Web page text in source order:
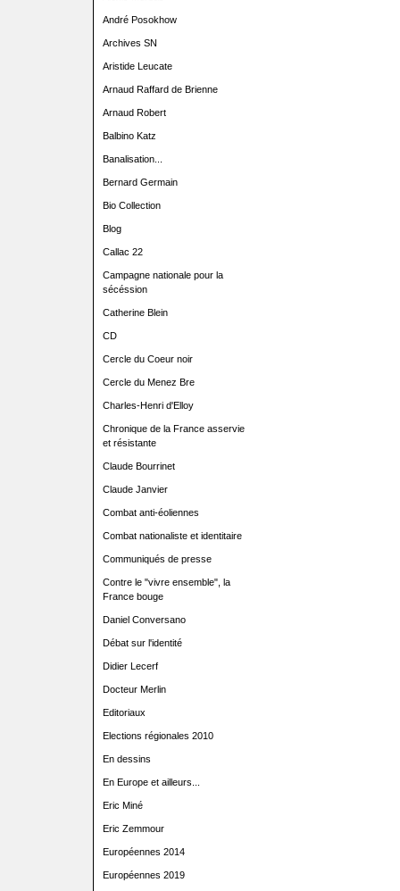
André Posokhow
Archives SN
Aristide Leucate
Arnaud Raffard de Brienne
Arnaud Robert
Balbino Katz
Banalisation...
Bernard Germain
Bio Collection
Blog
Callac 22
Campagne nationale pour la
sécéssion
Catherine Blein
CD
Cercle du Coeur noir
Cercle du Menez Bre
Charles-Henri d'Elloy
Chronique de la France asservie
et résistante
Claude Bourrinet
Claude Janvier
Combat anti-éoliennes
Combat nationaliste et identitaire
Communiqués de presse
Contre le "vivre ensemble", la
France bouge
Daniel Conversano
Débat sur l'identité
Didier Lecerf
Docteur Merlin
Editoriaux
Elections régionales 2010
En dessins
En Europe et ailleurs...
Eric Miné
Eric Zemmour
Européennes 2014
Européennes 2019